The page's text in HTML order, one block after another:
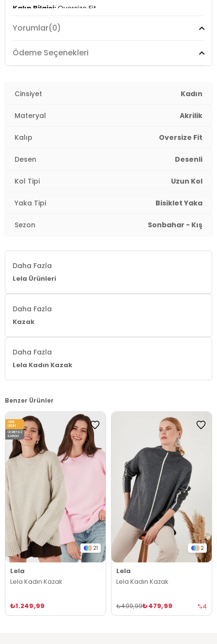
Kalıp Bilgisi:Oversize Fit
Manken Bedeni:
2DK4615579.12
Yorumlar(0)
Ödeme Seçenekleri
Cinsiyet Kadın
Materyal Akrilik
Kalıp Oversize Fit
Desen Desenli
Kol Tipi Uzun Kol
Yaka Tipi Bisiklet Yaka
Sezon Sonbahar - Kış
Daha Fazla
Lela Ürünleri
Daha Fazla
Kazak
Daha Fazla
Lela Kadın Kazak
Benzer Ürünler
21
Lela
Lela Kadın Kazak
₺1.249,99
YENI
ÜRÜN
ÜCRETSIZ
KARGO
2
Lela
Lela Kadın Kazak
₺479,99
₺499,99 %4